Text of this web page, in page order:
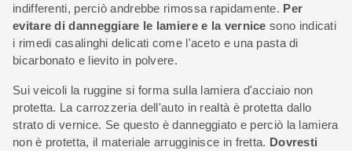
indifferenti, perciò andrebbe rimossa rapidamente. Per
evitare di danneggiare le lamiere e la vernice sono indicati
i rimedi casalinghi delicati come l'aceto e una pasta di
bicarbonato e lievito in polvere.
Sui veicoli la ruggine si forma sulla lamiera d'acciaio non
protetta. La carrozzeria dell'auto in realtà è protetta dallo
strato di vernice. Se questo è danneggiato e perciò la lamiera
non è protetta, il materiale arrugginisce in fretta. Dovresti